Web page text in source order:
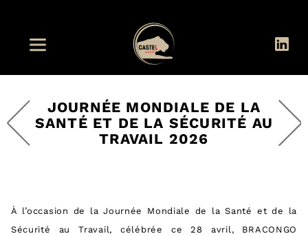
JOURNÉE MONDIALE DE LA
SANTÉ ET DE LA SÉCURITÉ AU
TRAVAIL 2026
À l’occasion de la Journée Mondiale de la Santé et de la
Sécurité au Travail, célébrée ce 28 avril, BRACONGO